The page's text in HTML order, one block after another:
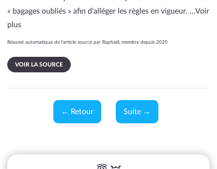
« bagages oubliés » afin d'alléger les règles en vigueur. …Voir
plus
Résumé automatique de l’article sourcé par Raphaël, membre depuis 2020
VOIR LA SOURCE
← Retour Suite →